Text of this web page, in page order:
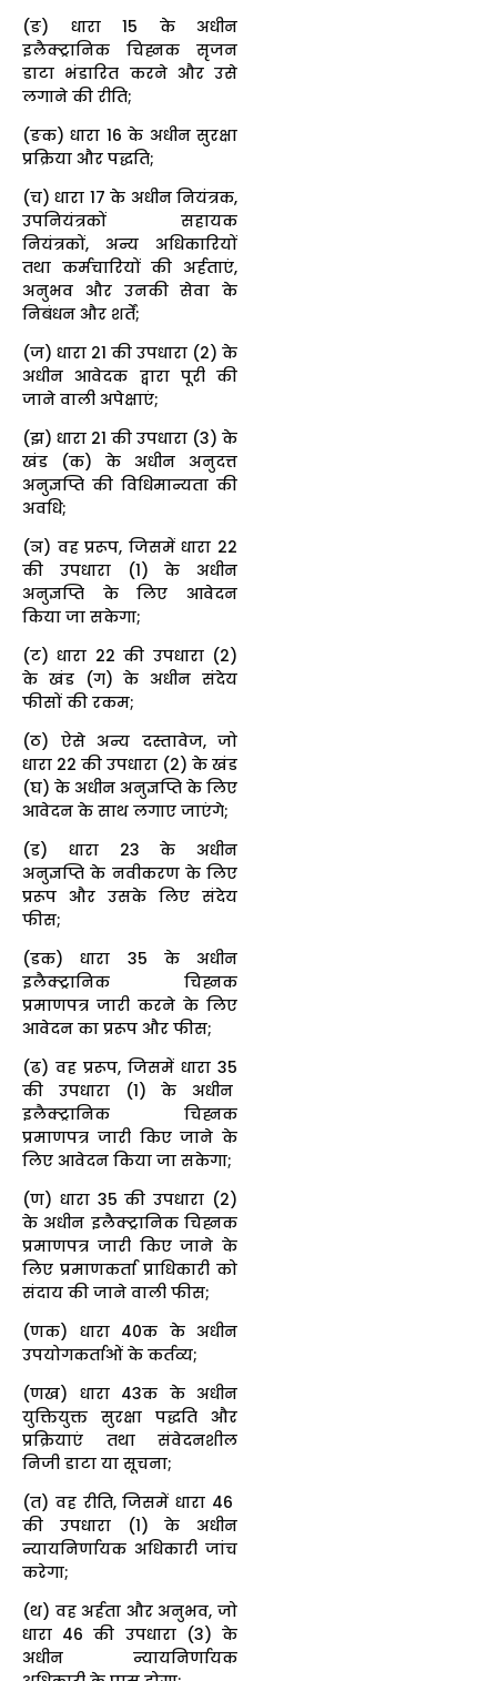
(ङ) धारा 15 के अधीन
इलैक्ट्रानिक चिह्नक सृजन
डाटा भंडारित करने और उसे
लगाने की रीति;
(ङक) धारा 16 के अधीन सुरक्षा
प्रक्रिया और पद्धति;
(च) धारा 17 के अधीन नियंत्रक,
उपनियंत्रकों सहायक
नियंत्रकों, अन्य अधिकारियों
तथा कर्मचारियों की अर्हताएं,
अनुभव और उनकी सेवा के
निबंधन और शर्तें;
(ज) धारा 21 की उपधारा (2) के
अधीन आवेदक द्वारा पूरी की
जाने वाली अपेक्षाएं;
(झ) धारा 21 की उपधारा (3) के
खंड (क) के अधीन अनुदत्त
अनुज्ञप्ति की विधिमान्यता की
अवधि;
(ञ) वह प्ररूप, जिसमें धारा 22
की उपधारा (1) के अधीन
अनुज्ञप्ति के लिए आवेदन
किया जा सकेगा;
(ट) धारा 22 की उपधारा (2)
के खंड (ग) के अधीन संदेय
फीसों की रकम;
(ठ) ऐसे अन्य दस्तावेज, जो
धारा 22 की उपधारा (2) के खंड
(घ) के अधीन अनुज्ञप्ति के लिए
आवेदन के साथ लगाए जाएंगे;
(ड) धारा 23 के अधीन
अनुज्ञप्ति के नवीकरण के लिए
प्ररूप और उसके लिए संदेय
फीस;
(डक) धारा 35 के अधीन
इलैक्ट्रानिक चिह्नक
प्रमाणपत्र जारी करने के लिए
आवेदन का प्ररूप और फीस;
(ढ) वह प्ररूप, जिसमें धारा 35
की उपधारा (1) के अधीन
इलैक्ट्रानिक चिह्नक
प्रमाणपत्र जारी किए जाने के
लिए आवेदन किया जा सकेगा;
(ण) धारा 35 की उपधारा (2)
के अधीन इलैक्ट्रानिक चिह्नक
प्रमाणपत्र जारी किए जाने के
लिए प्रमाणकर्ता प्राधिकारी को
संदाय की जाने वाली फीस;
(णक) धारा 40क के अधीन
उपयोगकर्ताओं के कर्तव्य;
(णख) धारा 43क के अधीन
युक्तियुक्त सुरक्षा पद्धति और
प्रक्रियाएं तथा संवेदनशील
निजी डाटा या सूचना;
(त) वह रीति, जिसमें धारा 46
की उपधारा (1) के अधीन
न्यायनिर्णायक अधिकारी जांच
करेगा;
(थ) वह अर्हता और अनुभव, जो
धारा 46 की उपधारा (3) के
अधीन न्यायनिर्णायक